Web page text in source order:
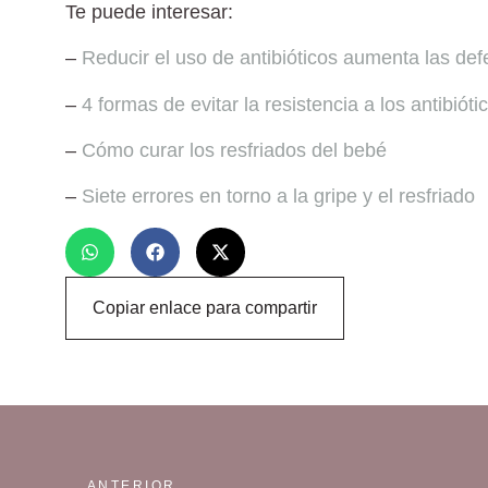
Te puede interesar:
– Reducir el uso de antibióticos aumenta las
– 4 formas de evitar la resistencia a los
– Cómo curar los resfriados del bebé
– Siete errores en torno a la gripe y el resfriado
Copiar enlace para compartir